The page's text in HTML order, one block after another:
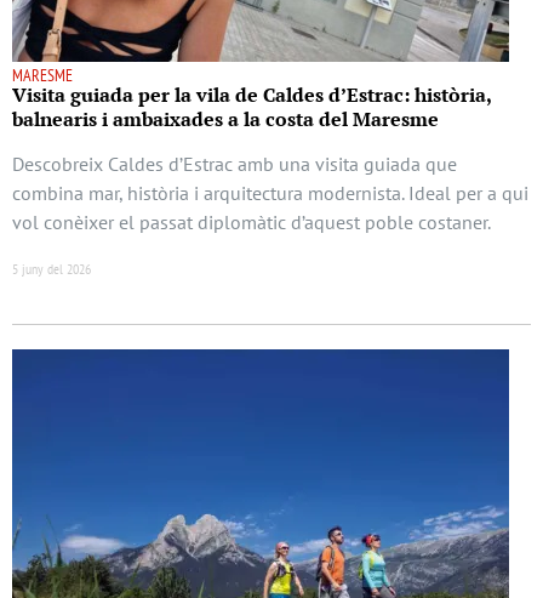
MARESME
Visita guiada per la vila de Caldes d’Estrac: història,
balnearis i ambaixades a la costa del Maresme
Descobreix Caldes d’Estrac amb una visita guiada que
combina mar, història i arquitectura modernista. Ideal per a qui
vol conèixer el passat diplomàtic d’aquest poble costaner.
5 juny del 2026